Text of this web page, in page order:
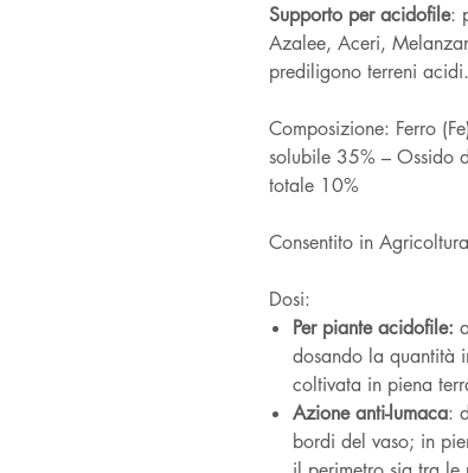
Supporto per acidofile:
Azalee, Aceri,
prediligono terreni acidi.
Composizione: Ferro
solubile 35% – Ossido
totale 10%
Consentito in
Dosi:
Per piante acidofile:
dosando la quantità
coltivata in piena
Azione anti-lumaca:
bordi del vaso; in